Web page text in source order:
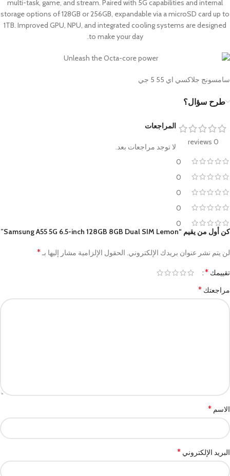
multi-task, game, and stream. Paired with 5G capabilities and internal
storage options of 128GB or 256GB, expandable via a microSD card up to
1TB. Improved GPU, NPU, and integrated cooling systems are designed
to make your day.
سامسونج جلاكسي اي 55 5 جي
طرح سؤال؟
0 reviews
0
0
0
0
0
المراجعات
لا توجد مراجعات بعد.
كن أول من يقيم “Samsung A55 5G 6.5-inch 128GB 8GB Dual SIM Lemon”
لن يتم نشر عنوان بريدك الإلكتروني. الحقول الإلزامية مشار إليها بـ*
تقييمك *
مراجعتك *
الاسم *
البريد الإلكتروني *